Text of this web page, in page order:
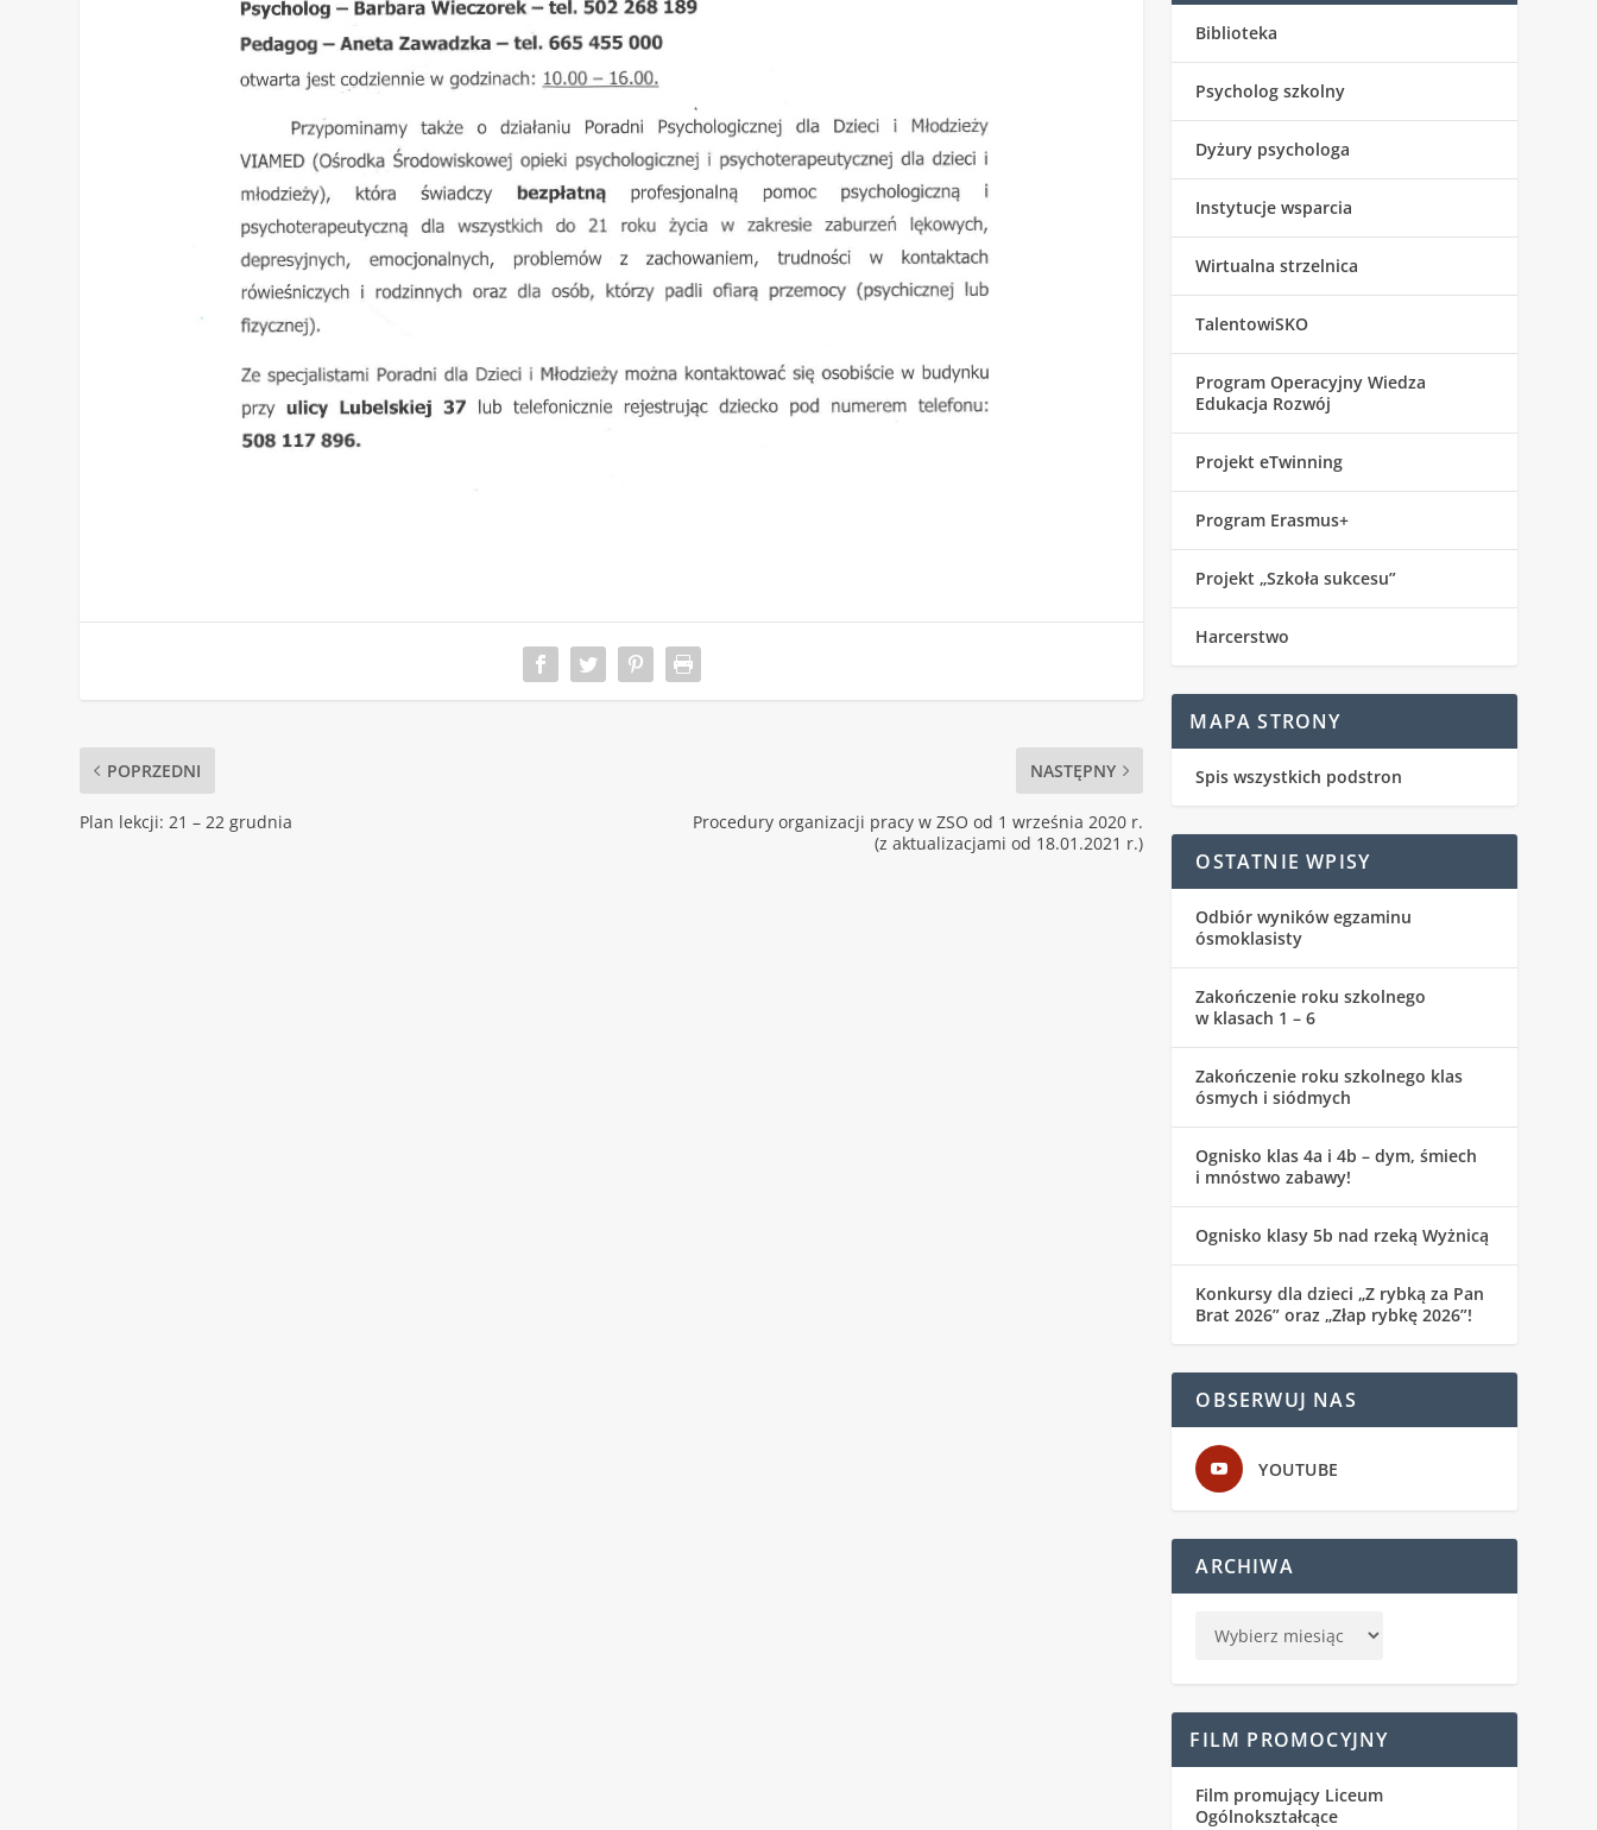
POPRZEDNI
Plan lekcji: 21 – 22 grudnia
NASTĘPNY
Procedury organizacji pracy w ZSO od 1 września 2020 r.
(z aktualizacjami od 18.01.2021 r.)
Biblioteka
Psycholog szkolny
Dyżury psychologa
Instytucje wsparcia
Wirtualna strzelnica
TalentowiSKO
Program Operacyjny Wiedza
Edukacja Rozwój
Projekt eTwinning
Program Erasmus+
Projekt „Szkoła sukcesu”
Harcerstwo
MAPA STRONY
Spis wszystkich podstron
OSTATNIE WPISY
Odbiór wyników egzaminu
ósmoklasisty
Zakończenie roku szkolnego
w klasach 1 – 6
Zakończenie roku szkolnego klas
ósmych i siódmych
Ognisko klas 4a i 4b – dym, śmiech
i mnóstwo zabawy!
Ognisko klasy 5b nad rzeką Wyżnicą
Konkursy dla dzieci „Z rybką za Pan
Brat 2026” oraz „Złap rybkę 2026”!
OBSERWUJ NAS
YOUTUBE
ARCHIWA
FILM PROMOCYJNY
Film promujący Liceum
Ogólnokształcące